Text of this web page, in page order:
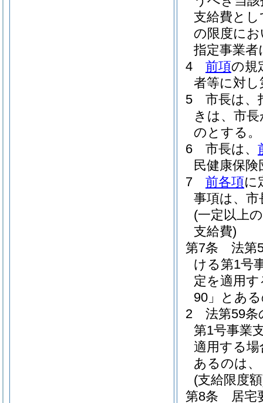
支給費と
の限度に
指定事業
4
前項の規
者等に対
5
市長は、
きは、市
のとする。
6
市長は、
民健康保
7
前各項に
事項は、
(一定以上
支給費)
第7条
法第
ける第1号
定を適用
90」とあ
2
法第59条
第1号事業
適用する
あるのは
(支給限度
第8条
居宅